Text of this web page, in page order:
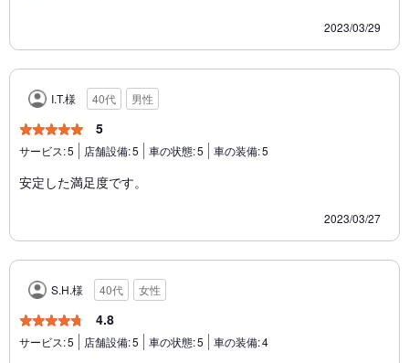
2023/03/29
I.T.様 40代 男性
5
サービス:5 店舗設備:5 車の状態:5 車の装備:5
安定した満足度です。
2023/03/27
S.H.様 40代 女性
4.8
サービス:5 店舗設備:5 車の状態:5 車の装備:4